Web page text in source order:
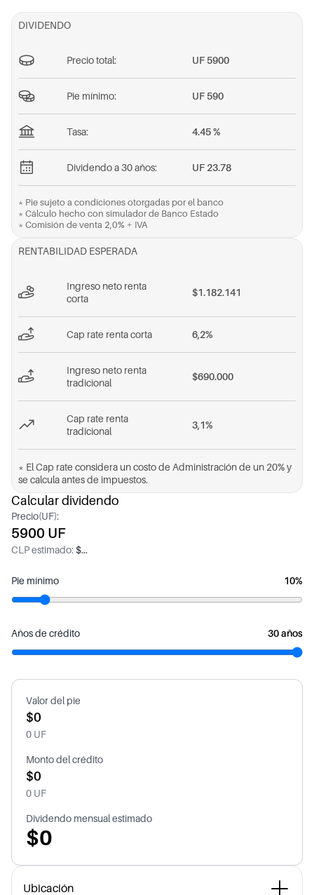
DIVIDENDO
Precio total: UF 5900
Pie mínimo: UF 590
Tasa: 4.45 %
Dividendo a 30 años: UF 23.78
* Pie sujeto a condiciones otorgadas por el banco
* Cálculo hecho con simulador de Banco Estado
* Comisión de venta 2,0% + IVA
RENTABILIDAD ESPERADA
Ingreso neto renta
corta
$1.182.141
Cap rate renta corta 6,2%
Ingreso neto renta
tradicional
$690.000
Cap rate renta
tradicional
3,1%
* El Cap rate considera un costo de Administración de un 20% y
se calcula antes de impuestos.
Calcular dividendo
Precio(UF):
5900 UF
CLP estimado: $...
Pie mínimo 10%
Años de crédito 30 años
Valor del pie
$0
0 UF
Monto del crédito
$0
0 UF
Dividendo mensual estimado
$0
Ubicación